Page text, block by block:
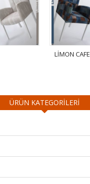
LİMON CAFE
ÜRÜN KATEGORİLERİ